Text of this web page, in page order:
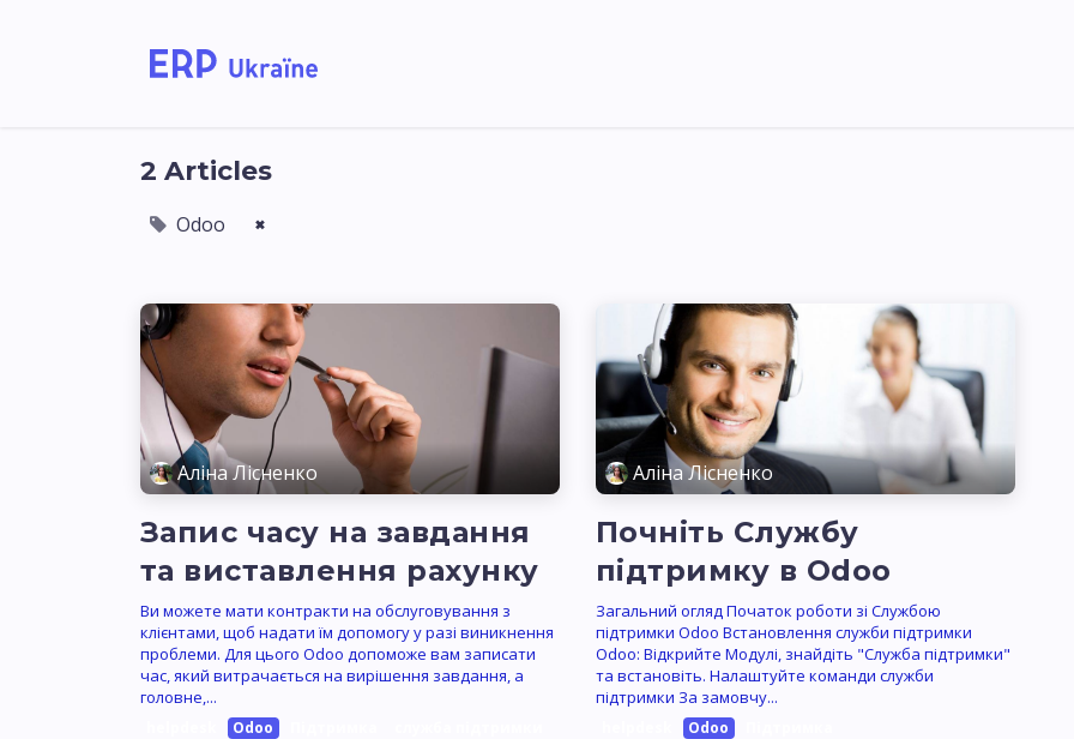
2 Articles
Odoo ×
Аліна Лісненко
Запис часу на завдання
та виставлення рахунку
Ви можете мати контракти на обслуговування з
клієнтами, щоб надати їм допомогу у разі виникнення
проблеми. Для цього Odoo допоможе вам записати
час, який витрачається на вирішення завдання, а
головне,...
Odoo
Аліна Лісненко
Почніть Службу
підтримку в Odoo
Загальний огляд Початок роботи зі Службою
підтримки Odoo Встановлення служби підтримки
Odoo: Відкрийте Модулі, знайдіть "Служба підтримки"
та встановіть. Налаштуйте команди служби
підтримки За замовчу...
Odoo